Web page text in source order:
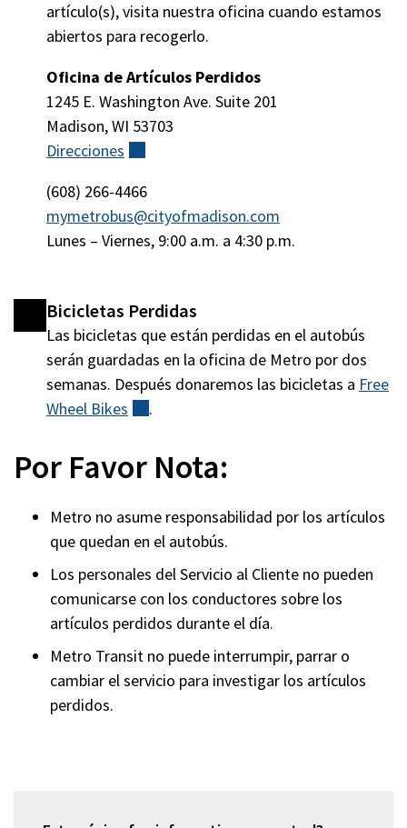
artículo(s), visita nuestra oficina cuando estamos
abiertos para recogerlo.
Oficina de Artículos Perdidos
1245 E. Washington Ave. Suite 201
Madison, WI 53703
Direcciones
(608) 266-4466
mymetrobus@cityofmadison.com
Lunes – Viernes, 9:00 a.m. a 4:30 p.m.
Bicicletas Perdidas
Las bicicletas que están perdidas en el autobús
serán guardadas en la oficina de Metro por dos
semanas. Después donaremos las bicicletas a Free
Wheel Bikes (externo)
.
Por Favor Nota:
Metro no asume responsabilidad por los artículos
que quedan en el autobús.
Los personales del Servicio al Cliente no pueden
comunicarse con los conductores sobre los
artículos perdidos durante el día.
Metro Transit no puede interrumpir, parrar o
cambiar el servicio para investigar los artículos
perdidos.